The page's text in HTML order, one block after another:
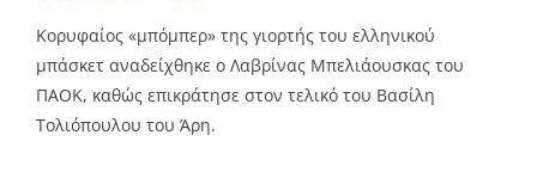
Κορυφαίος «μπόμπερ» της γιορτής του ελληνικού
μπάσκετ αναδείχθηκε ο Λαβρίνας Μπελιάουσκας του
ΠΑΟΚ, καθώς επικράτησε στον τελικό του Βασίλη
Τολιόπουλου του Άρη.